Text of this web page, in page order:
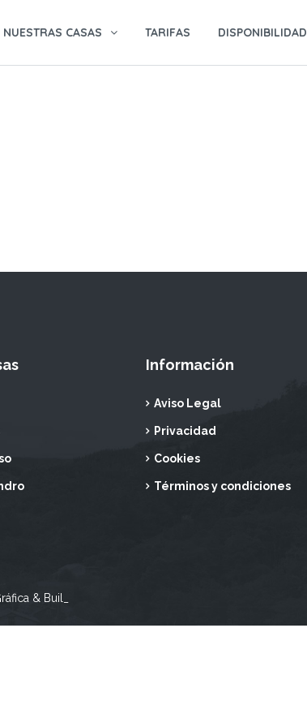
NUESTRAS CASAS TARIFAS DISPONIBILIDAD
Información
Aviso Legal
Privacidad
Cookies
Términos y condiciones
& Buil_